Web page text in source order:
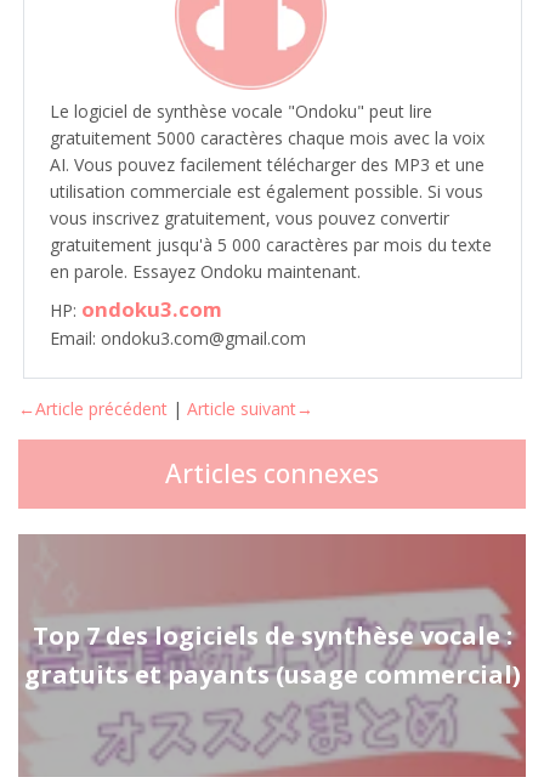
Le logiciel de synthèse vocale "Ondoku" peut lire
gratuitement 5000 caractères chaque mois avec la voix
AI. Vous pouvez facilement télécharger des MP3 et une
utilisation commerciale est également possible. Si vous
vous inscrivez gratuitement, vous pouvez convertir
gratuitement jusqu'à 5 000 caractères par mois du texte
en parole. Essayez Ondoku maintenant.
HP: ondoku3.com
Email: ondoku3.com@gmail.com
←Article précédent | Article suivant→
Articles connexes
Top 7 des logiciels de synthèse vocale :
gratuits et payants (usage commercial)